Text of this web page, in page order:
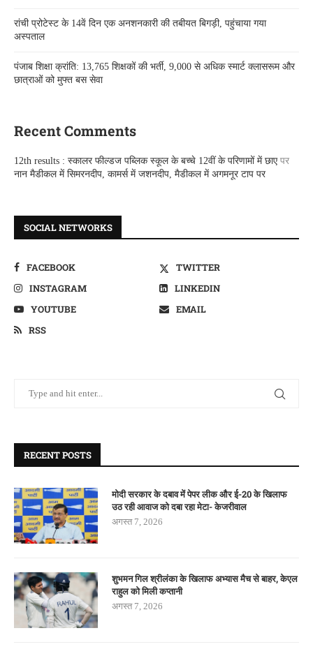
रांची प्रोटेस्ट के 14वें दिन एक अनशनकारी की तबीयत बिगड़ी, पहुंचाया गया
अस्पताल
पंजाब शिक्षा क्रांति: 13,765 शिक्षकों की भर्ती, 9,000 से अधिक स्मार्ट क्लासरूम और
छात्राओं को मुफ्त बस सेवा
Recent Comments
12th results : स्कालर फील्डज पब्लिक स्कूल के बच्चे 12वीं के परिणामों में छाएपर
नान मैडीकल में सिमरनदीप, कामर्स में जशनदीप, मैडीकल में अगमनूर टाप पर
SOCIAL NETWORKS
FACEBOOK
TWITTER
INSTAGRAM
LINKEDIN
YOUTUBE
EMAIL
RSS
RECENT POSTS
मोदी सरकार के दबाव में पेपर लीक और ई-20 के खिलाफ
उठ रही आवाज को दबा रहा मेटा- केजरीवाल
अगस्त 7, 2026
शुभमन गिल श्रीलंका के खिलाफ अभ्यास मैच से बाहर, केएल
राहुल को मिली कप्तानी
अगस्त 7, 2026